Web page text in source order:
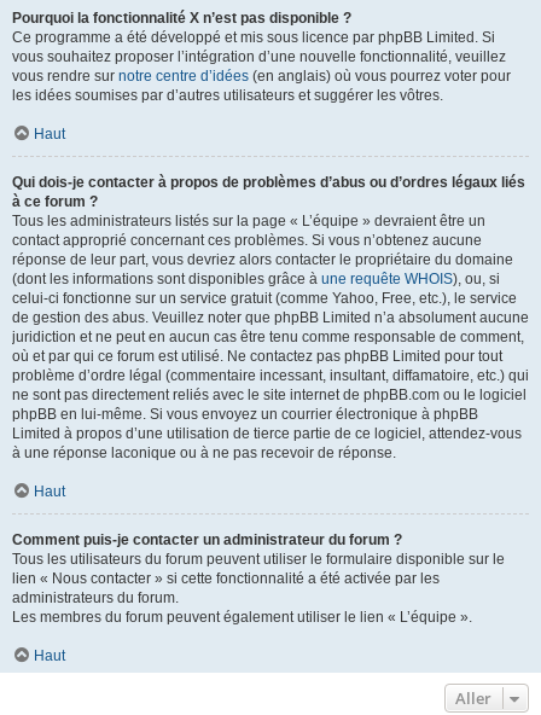
Pourquoi la fonctionnalité X n’est pas disponible ?
Ce programme a été développé et mis sous licence par phpBB Limited. Si
vous souhaitez proposer l’intégration d’une nouvelle fonctionnalité, veuillez
vous rendre sur notre centre d’idées (en anglais) où vous pourrez voter pour
les idées soumises par d’autres utilisateurs et suggérer les vôtres.
Haut
Qui dois-je contacter à propos de problèmes d’abus ou d’ordres légaux liés
à ce forum ?
Tous les administrateurs listés sur la page « L’équipe » devraient être un
contact approprié concernant ces problèmes. Si vous n’obtenez aucune
réponse de leur part, vous devriez alors contacter le propriétaire du domaine
(dont les informations sont disponibles grâce à une requête WHOIS), ou, si
celui-ci fonctionne sur un service gratuit (comme Yahoo, Free, etc.), le service
de gestion des abus. Veuillez noter que phpBB Limited n’a absolument aucune
juridiction et ne peut en aucun cas être tenu comme responsable de comment,
où et par qui ce forum est utilisé. Ne contactez pas phpBB Limited pour tout
problème d’ordre légal (commentaire incessant, insultant, diffamatoire, etc.) qui
ne sont pas directement reliés avec le site internet de phpBB.com ou le logiciel
phpBB en lui-même. Si vous envoyez un courrier électronique à phpBB
Limited à propos d’une utilisation de tierce partie de ce logiciel, attendez-vous
à une réponse laconique ou à ne pas recevoir de réponse.
Haut
Comment puis-je contacter un administrateur du forum ?
Tous les utilisateurs du forum peuvent utiliser le formulaire disponible sur le
lien « Nous contacter » si cette fonctionnalité a été activée par les
administrateurs du forum.
Les membres du forum peuvent également utiliser le lien « L’équipe ».
Haut
Aller